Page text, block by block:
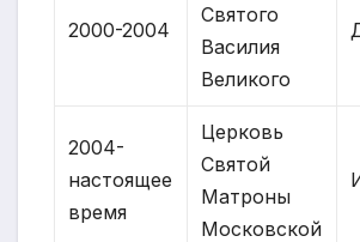
2000-2004
Святого
Василия
Великого
2004-
настоящее
время
Церковь
Святой
Матроны
Московской